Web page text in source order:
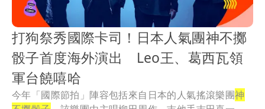
打狗祭秀國際卡司！日本人氣團神不擲
骰子首度海外演出 Leo王、葛西瓦領
軍台饒嘻哈
今年「國際節拍」陣容包括來自日本的人氣搖滾樂團神